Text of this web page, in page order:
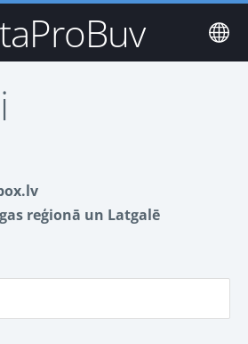
reģionā un Latgalē